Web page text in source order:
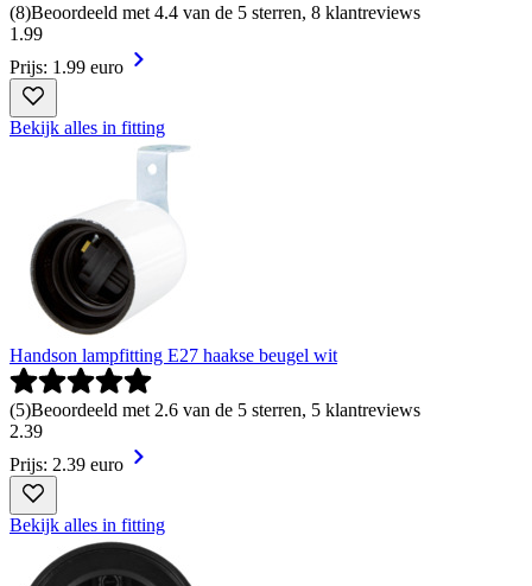
(8)Beoordeeld met 4.4 van de 5 sterren, 8 klantreviews
1 .99
Prijs: 1.99 euro
Bekijk alles in fitting
Handson lampfitting E27 haakse beugel wit
(5)Beoordeeld met 2.6 van de 5 sterren, 5 klantreviews
2.39
Prijs: 2.39 euro
Bekijk alles in fitting